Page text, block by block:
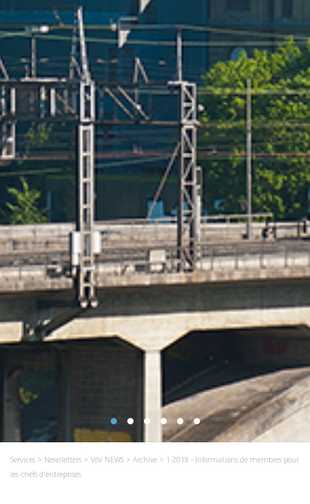
Services > Newsletters > VöV NEWS > Archive > 1-2018 - Informations de membres pour
les chefs d'entreprises